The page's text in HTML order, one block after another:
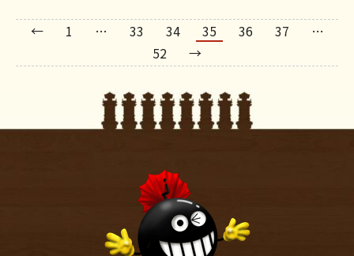
← 1 … 33 34 35 36 37
…
52
→